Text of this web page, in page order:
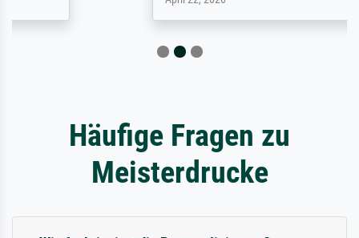
Häufige Fragen zu
Meisterdrucke